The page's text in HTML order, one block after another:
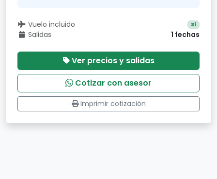
Vuelo incluido Sí
Salidas 1 fechas
Ver precios y salidas
Cotizar con asesor
Imprimir cotización